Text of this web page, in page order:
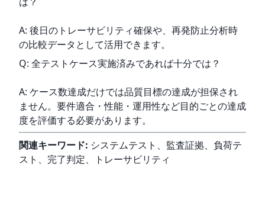
A: 後日のトレーサビリティ確保や、再発防止分析時
の比較データとして活用できます。
Q: 全テストケース実施済みであれば十分では？
A: ケース数達成だけでは品質目標の達成が担保され
ません。要件適合・性能・運用性など目的ごとの達成
度を評価する必要があります。
関連キーワード: システムテスト、監査証拠、負荷テ
スト、完了判定、トレーサビリティ